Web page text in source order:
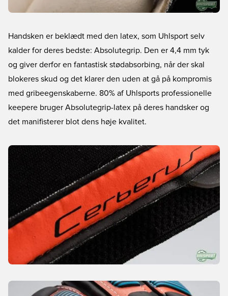
Handsken er beklædt med den latex, som Uhlsport selv
kalder for deres bedste: Absolutegrip. Den er 4,4 mm tyk
og giver derfor en fantastisk stødabsorbing, når der skal
blokeres skud og det klarer den uden at gå på kompromis
med gribeegenskaberne. 80% af Uhlsports professionelle
keepere bruger Absolutegrip-latex på deres handsker og
det manifisterer blot dens høje kvalitet.